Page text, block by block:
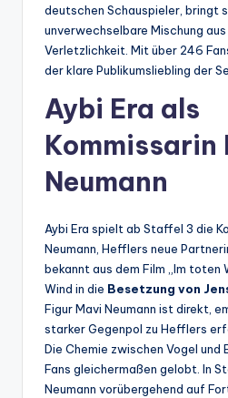
deutschen Schauspieler, bringt
unverwechselbare Mischung
Verletzlichkeit. Mit über 246
der klare Publikumsliebling der
Aybi Era als
Kommissarin
Neumann
Aybi Era spielt ab Staffel 3 die
Neumann, Hefflers neue
bekannt aus dem Film „Im toten
Wind in die Besetzung von
Figur Mavi Neumann ist direkt,
starker Gegenpol zu Hefflers
Die Chemie zwischen Vogel und
Fans gleichermaßen gelobt. In
Neumann vorübergehend auf